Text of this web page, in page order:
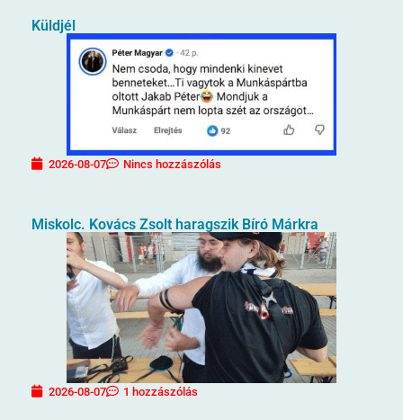
Küldjél
2026-08-07 Nincs hozzászólás
Miskolc. Kovács Zsolt haragszik Bíró Márkra
2026-08-07 1 hozzászólás